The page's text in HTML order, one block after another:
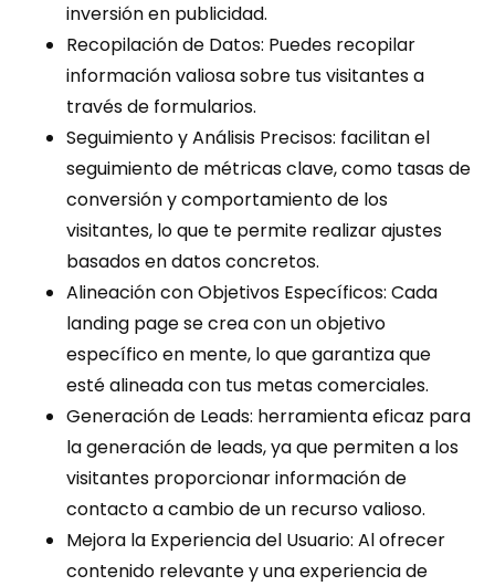
inversión en publicidad.
Recopilación de Datos: Puedes recopilar
información valiosa sobre tus visitantes a
través de formularios.
Seguimiento y Análisis Precisos: facilitan el
seguimiento de métricas clave, como tasas de
conversión y comportamiento de los
visitantes, lo que te permite realizar ajustes
basados en datos concretos.
Alineación con Objetivos Específicos: Cada
landing page se crea con un objetivo
específico en mente, lo que garantiza que
esté alineada con tus metas comerciales.
Generación de Leads: herramienta eficaz para
la generación de leads, ya que permiten a los
visitantes proporcionar información de
contacto a cambio de un recurso valioso.
Mejora la Experiencia del Usuario: Al ofrecer
contenido relevante y una experiencia de